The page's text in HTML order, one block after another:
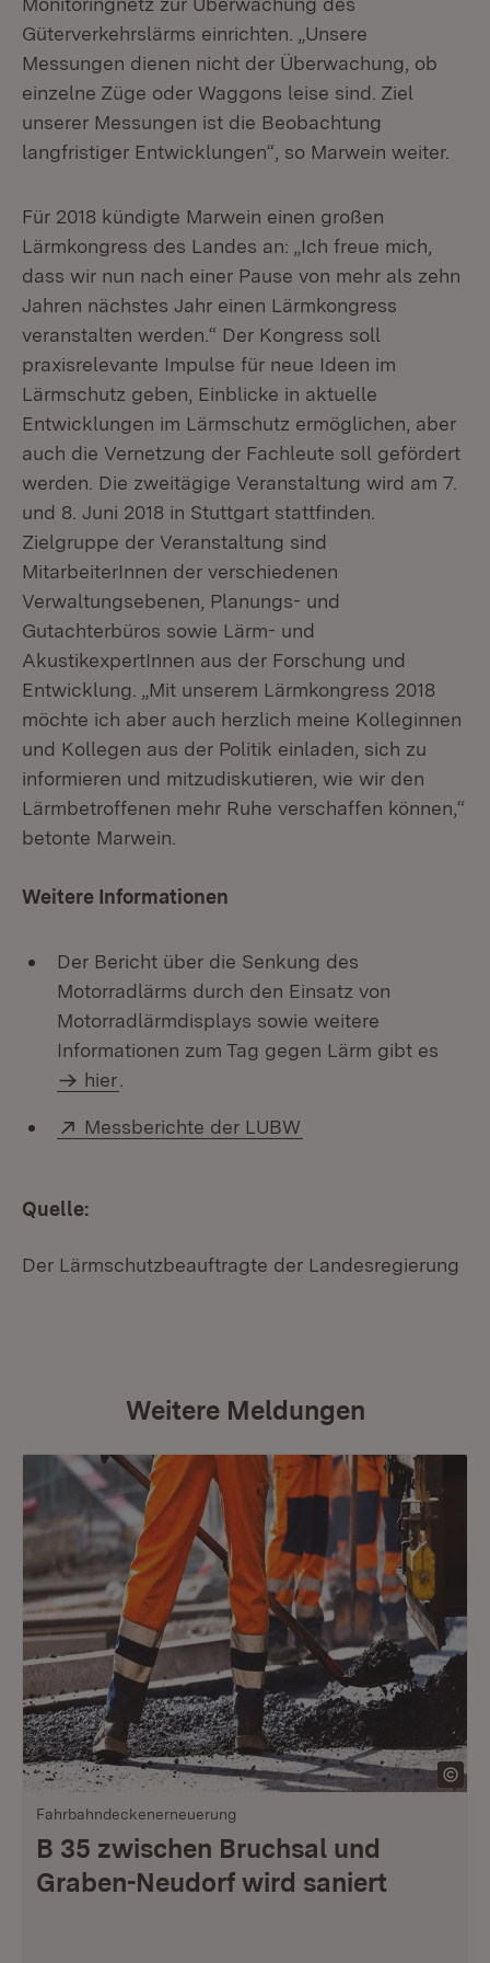
Güterverkehrslärms einrichten. „Unsere
Messungen dienen nicht der Überwachung, ob
einzelne Züge oder Waggons leise sind. Ziel
unserer Messungen ist die Beobachtung
langfristiger Entwicklungen“, so Marwein weiter.
Für 2018 kündigte Marwein einen großen
Lärmkongress des Landes an: „Ich freue mich,
dass wir nun nach einer Pause von mehr als zehn
Jahren nächstes Jahr einen Lärmkongress
veranstalten werden.“ Der Kongress soll
praxisrelevante Impulse für neue Ideen im
Lärmschutz geben, Einblicke in aktuelle
Entwicklungen im Lärmschutz ermöglichen, aber
auch die Vernetzung der Fachleute soll gefördert
werden. Die zweitägige Veranstaltung wird am 7.
und 8. Juni 2018 in Stuttgart stattfinden.
Zielgruppe der Veranstaltung sind
MitarbeiterInnen der verschiedenen
Verwaltungsebenen, Planungs- und
Gutachterbüros sowie Lärm- und
AkustikexpertInnen aus der Forschung und
Entwicklung. „Mit unserem Lärmkongress 2018
möchte ich aber auch herzlich meine Kolleginnen
und Kollegen aus der Politik einladen, sich zu
informieren und mitzudiskutieren, wie wir den
Lärmbetroffenen mehr Ruhe verschaffen können,“
betonte Marwein.
Weitere Informationen
Der Bericht über die Senkung des
Motorradlärms durch den Einsatz von
Motorradlärmdisplays sowie weitere
Informationen zum Tag gegen Lärm gibt es
hier
Extern:
Messberichte der LUBW
Quelle:
Der Lärmschutzbeauftragte der Landesregierung
Weitere Meldungen
Fahrbahndeckenerneuerung
B 35 zwischen Bruchsal und
Graben-Neudorf wird saniert